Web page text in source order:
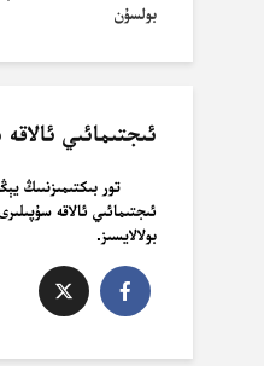
بولسۇن
ئىجتىمائىي ئالاقە
تور بىكتىمىزنىىڭ
ئىجتىمائىي ئالاقە
بولالايسىز.